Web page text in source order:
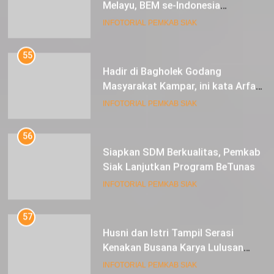
Masyarakat Kampar, ini kata Arfan
Usman
INFOTORIAL PEMKAB SIAK
56
Siapkan SDM Berkualitas, Pemkab
Siak Lanjutkan Program BeTunas
INFOTORIAL PEMKAB SIAK
57
Husni dan Istri Tampil Serasi
Kenakan Busana Karya Lulusan
SMK Pariwisata Siak, di Lancang
INFOTORIAL PEMKAB SIAK
58
Sekdakab Siak Arfan Usman Ikuti
Kegiatan Focus Group Discussion
Tentang Kebijakan Penganggaran
INFOTORIAL PEMKAB SIAK